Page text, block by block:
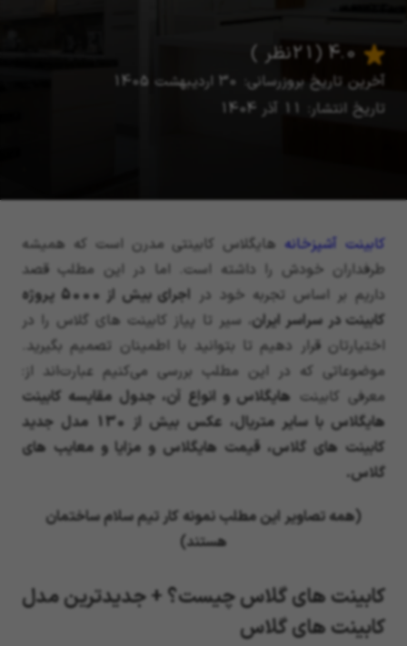
آخرین تاریخ بروزرسانی: 30 اردیبهشت 1405
تاریخ انتشار: 11 آذر 1404
(21 نظر )
کابینت آشپزخانه هایگلاس کابینتی مدرن است که همیشه
طرفداران خودش را داشته است. اما در این مطلب قصد
داریم بر اساس تجربه خود در
اجرای بیش از 5000 پروژه
کابینت در سراسر ایران، سیر تا پیاز کابینت های گلاس را در
اختیارتان قرار دهیم تا بتوانید با اطمینان تصمیم بگیرید.
موضوعاتی که در این مطلب بررسی می‌کنیم عبارت‌اند از:
معرفی کابینت هایگلاس و انواع آن، جدول مقایسه کابینت
هایگلاس با سایر متریال، عکس بیش از 130 مدل جدید
کابینت های گلاس، قیمت هایگلاس و مزایا و معایب های
گلاس.
(همه تصاویر این مطلب نمونه کار تیم سلام ساختمان
هستند)
کابینت های گلاس چیست؟ + جدیدترین مدل
کابینت های گلاس